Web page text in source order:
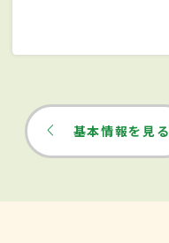
基本情報を見る